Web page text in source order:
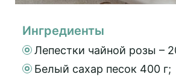
Ингредиенты
Лепестки чайной розы –
Белый сахар песок 400 г;